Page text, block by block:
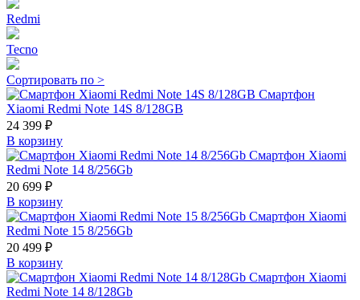
Redmi
Tecno
Сортировать по >
Смартфон
Xiaomi Redmi Note 14S 8/128GB
24 399 ₽
В корзину
Смартфон Xiaomi
Redmi Note 14 8/256Gb
20 699 ₽
В корзину
Смартфон Xiaomi
Redmi Note 15 8/256Gb
20 499 ₽
В корзину
Смартфон Xiaomi
Redmi Note 14 8/128Gb